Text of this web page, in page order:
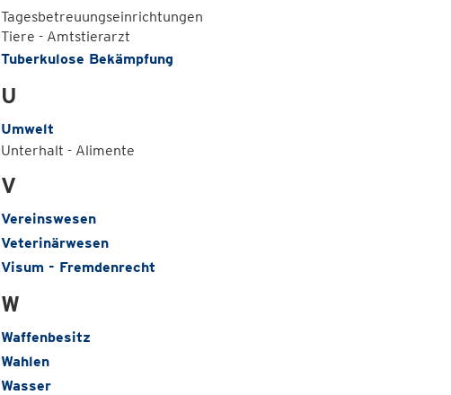
Tagesbetreuungseinrichtungen
Tiere - Amtstierarzt
Tuberkulose Bekämpfung
U
Umwelt
Unterhalt - Alimente
V
Vereinswesen
Veterinärwesen
Visum - Fremdenrecht
W
Waffenbesitz
Wahlen
Wasser